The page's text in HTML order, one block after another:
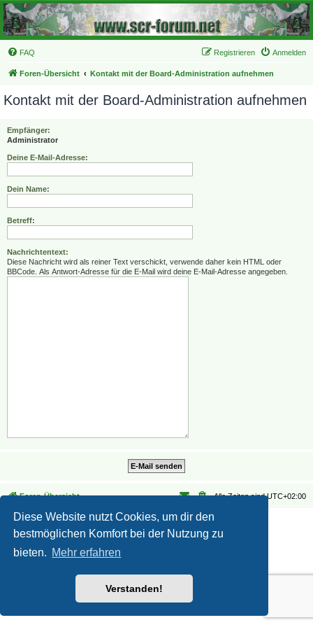
Diese Website nutzt Cookies, um dir den
bestmöglichen Komfort bei der Nutzung zu
bieten. Mehr erfahren
Verstanden!
FAQ Anmelden
Registrieren
Foren-Übersicht Kontakt mit der Board-Administration aufnehmen
Kontakt mit der Board-Administration aufnehmen
Empfänger:
Administrator
Deine E-Mail-Adresse:
Dein Name:
Betreff:
Nachrichtentext:
Diese Nachricht wird als reiner Text verschickt, verwende daher kein HTML oder
BBCode. Als Antwort-Adresse für die E-Mail wird deine E-Mail-Adresse angegeben.
Foren-Übersicht Alle Zeiten sindUTC+02:00
Datenschutz|Nutzungsbedingungen